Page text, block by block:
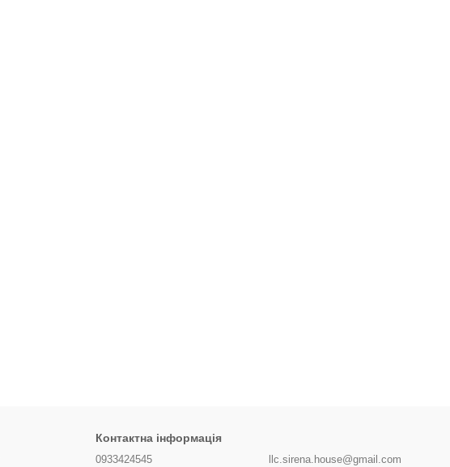
Контактна інформація
0933424545 llc.sirena.house@gmail.com